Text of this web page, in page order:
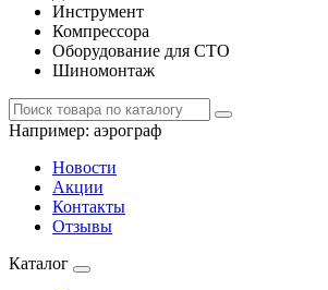
Инструмент
Компрессора
Оборудование для СТО
Шиномонтаж
Например: аэрограф
Новости
Акции
Контакты
Отзывы
Каталог